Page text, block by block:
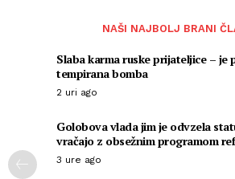
NAŠI NAJBOLJ BRANI
Slaba karma ruske prijateljice – je
tempirana bomba
2 uri ago
Golobova vlada jim je odvzela
vračajo z obsežnim programom
3 ure ago